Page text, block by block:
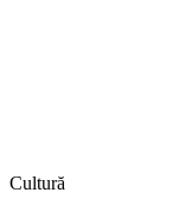
Cultură